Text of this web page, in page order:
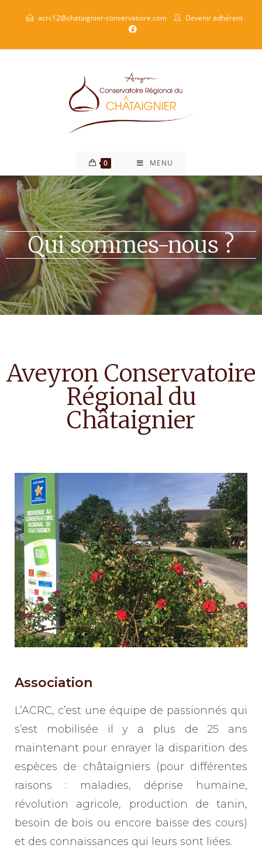
acrc12@chataignier-conservatoire.com Devenir adhérent
0 MENU
Qui sommes-nous ?
Aveyron Conservatoire
Régional du
Châtaignier
Association
L’ACRC, c’est une équipe de passionnés qui
s’est mobilisée il y a plus de 25 ans
maintenant pour enrayer la disparition des
espèces de châtaigniers (pour différentes
raisons : maladies, déprise humaine,
révolution agricole, production de tanin,
besoin de bois ou encore baisse des cours)
et des connaissances qui leurs sont liées.